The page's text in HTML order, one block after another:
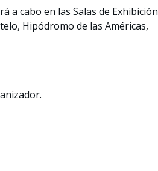
a cabo en las Salas de Exhibición
Hipódromo de las Américas,